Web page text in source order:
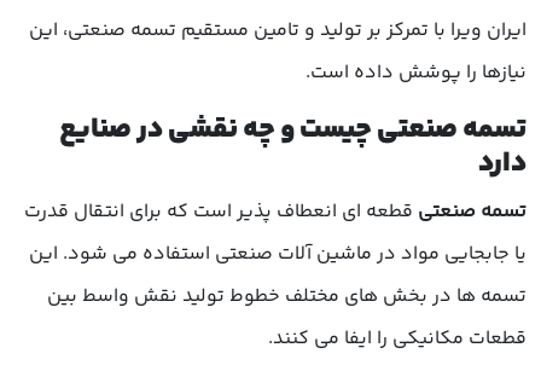
ایران ویرا با تمرکز بر تولید و تامین مستقیم تسمه صنعتی، این
نیازها را پوشش داده است.
تسمه صنعتی چیست و چه نقشی در صنایع
دارد
تسمه صنعتی قطعه ای انعطاف پذیر است که برای انتقال قدرت
یا جابجایی مواد در ماشین آلات صنعتی استفاده می شود. این
تسمه ها در بخش های مختلف خطوط تولید نقش واسط بین
قطعات مکانیکی را ایفا می کنند.